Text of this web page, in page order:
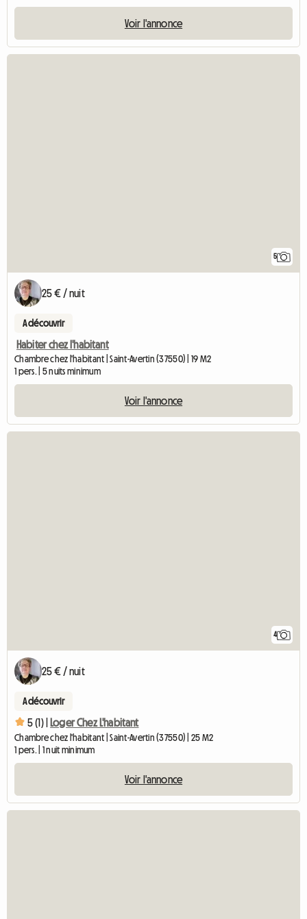
Voir l'annonce
5
25 € / nuit
A découvrir
Habiter chez l'habitant
Chambre chez l'habitant | Saint-Avertin (37550) | 19 M2
1 pers. | 5 nuits minimum
Voir l'annonce
4
25 € / nuit
A découvrir
5 (1) | Loger Chez L'habitant
Chambre chez l'habitant | Saint-Avertin (37550) | 25 M2
1 pers. | 1 nuit minimum
Voir l'annonce